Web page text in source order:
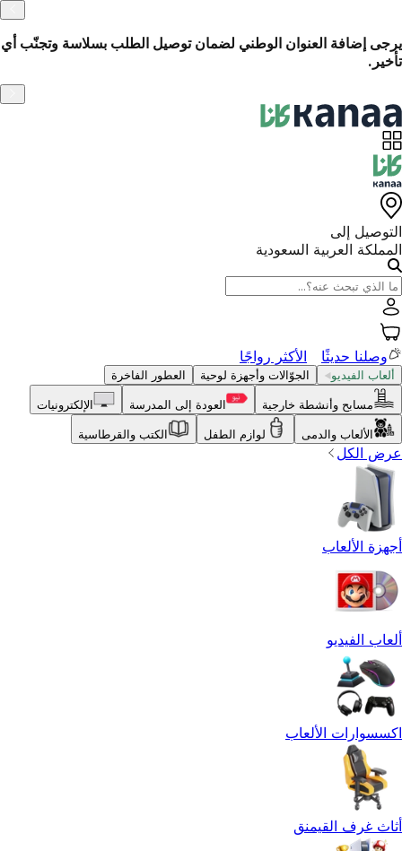
أي
التوصيل إلى
المملكة العربية السعودية
وصلنا حديثًا الأكثر رواجًا
ألعاب الفيديو الجوّالات وأجهزة لوحية العطور الفاخرة
مسابح وأنشطة خارجية العودة إلى المدرسة الإلكترونيات
الألعاب والدمى لوازم الطفل الكتب والقرطاسية
عرض الكل
أجهزة الألعاب
ألعاب الفيديو
اكسسوارات الألعاب
أثاث غرف القيمنق